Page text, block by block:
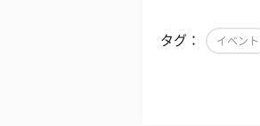
タグ： イベント